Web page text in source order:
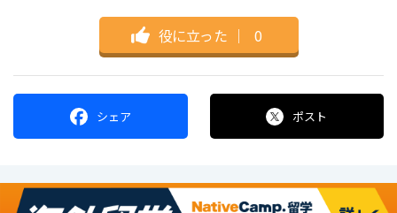
役に立った ｜ 0
シェア ポスト